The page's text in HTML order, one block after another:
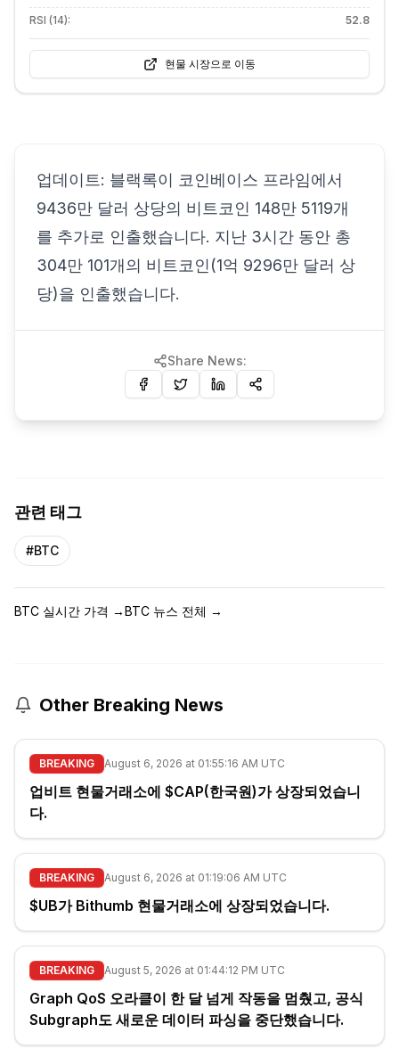
RSI (14): 52.8
현물 시장으로 이동
업데이트: 블랙록이 코인베이스 프라임에서
9436만 달러 상당의 비트코인 148만 5119개
를 추가로 인출했습니다. 지난 3시간 동안 총
304만 101개의 비트코인(1억 9296만 달러 상
당)을 인출했습니다.
Share News:
관련 태그
#BTC
BTC 실시간 가격 →BTC 뉴스 전체 →
Other Breaking News
BREAKING August 6, 2026 at 01:55:16 AM UTC
업비트 현물거래소에 $CAP(한국원)가 상장되었습니
다.
BREAKING August 6, 2026 at 01:19:06 AM UTC
$UB가 Bithumb 현물거래소에 상장되었습니다.
BREAKING August 5, 2026 at 01:44:12 PM UTC
Graph QoS 오라클이 한 달 넘게 작동을 멈췄고, 공식
Subgraph도 새로운 데이터 파싱을 중단했습니다.